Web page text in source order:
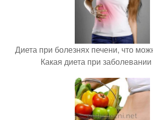
Диета при болезнях печени, что
Какая диета при